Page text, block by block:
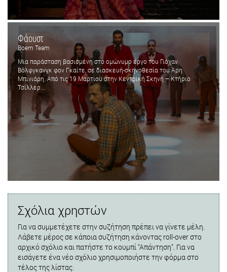
Φάουστ
Boem Team
Mια παράσταση βασισμένη στο ομώνυμο έργο του Γιόχαν
Βόλφγκανγκ φον Γκαίτε, σε διασκευή-σκηνοθεσία του Άρη
Μπινιάρη. Από τις 19 Μαρτίου στην Κεντρική Σκηνή – Κτήριο
Τσίλλερ...
Σχόλια χρηστών
Για να συμμετέχετε στην συζήτηση πρέπει να γίνετε μέλη.
Λάβετε μέρος σε κάποια συζήτηση κάνοντας roll-over στο
αρχικό σχόλιο και πατήστε το κουμπί "Απάντηση". Για να
εισάγετε ένα νέο σχόλιο χρησιμοποιήστε την φόρμα στο
τέλος της λίστας.